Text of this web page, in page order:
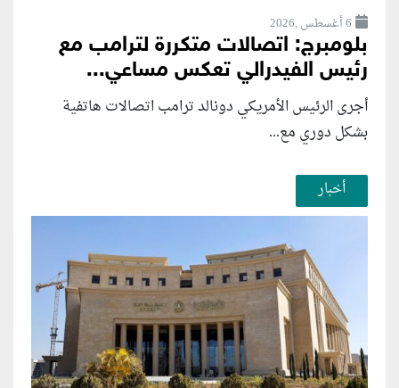
6 أغسطس ,2026
بلومبرج: اتصالات متكررة لترامب مع
رئيس الفيدرالي تعكس مساعي...
أجرى الرئيس الأمريكي دونالد ترامب اتصالات هاتفية
بشكل دوري مع...
أخبار